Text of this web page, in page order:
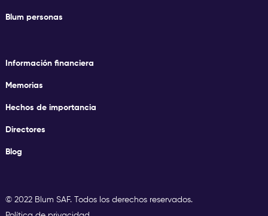
Blum personas
Información financiera
Memorias
Hechos de importancia
Directores
Blog
© 2022 Blum SAF. Todos los derechos reservados.